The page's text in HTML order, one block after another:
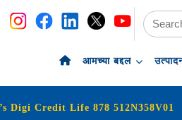
आमच्या बद्दल
Digi Credit Life 878 512N358V01